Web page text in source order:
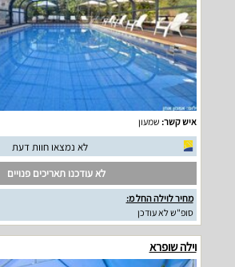
איש קשר: שמעון
לא נמצאו חוות דעת
לא עודכנו תאריכים פנויים
מחיר לוילה החל מ:
סופ"ש לא עודכן
וילה שופרא